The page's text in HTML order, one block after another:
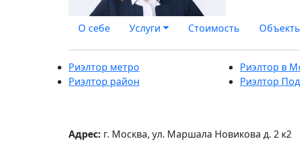
О себе Услуги Стоимость
Риэлтор метро
Риэлтор район
Риэлтор в
Риэлтор
Адрес: г. Москва, ул. Маршала Новикова д. 2 к2